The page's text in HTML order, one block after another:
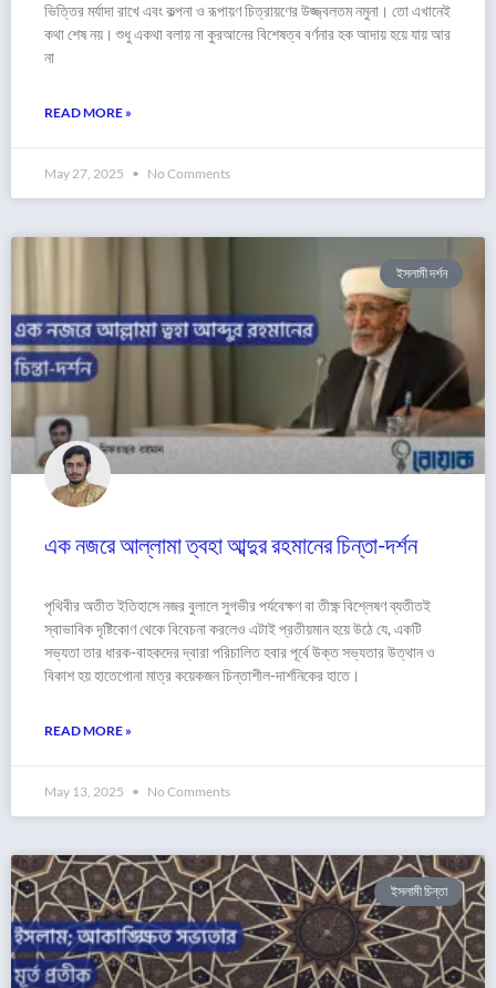
ভিত্তির মর্যাদা রাখে এবং কল্পনা ও রূপায়ণ চিত্রায়ণের উজ্জ্বলতম নমুনা। তো এখানেই
কথা শেষ নয়। শুধু একথা বলায় না কুরআনের বিশেষত্ব বর্ণনার হক আদায় হয়ে যায় আর
না
READ MORE »
May 27, 2025 No Comments
ইসলামী দর্শন
এক নজরে আল্লামা ত্বহা আব্দুর রহমানের চিন্তা-দর্শন
পৃথিবীর অতীত ইতিহাসে নজর বুলালে সুগভীর পর্যবেক্ষণ বা তীক্ষ্ণ বিশ্লেষণ ব্যতীতই
স্বাভাবিক দৃষ্টিকোণ থেকে বিবেচনা করলেও এটাই প্রতীয়মান হয়ে উঠে যে, একটি
সভ্যতা তার ধারক-বাহকদের দ্বারা পরিচালিত হবার পূর্বে উক্ত সভ্যতার উত্থান ও
বিকাশ হয় হাতেগোনা মাত্র কয়েকজন চিন্তাশীল-দার্শনিকের হাতে।
READ MORE »
May 13, 2025 No Comments
ইসলামী চিন্তা